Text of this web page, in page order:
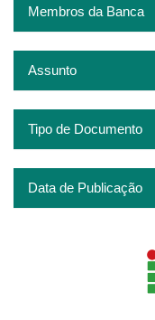
Membros da Banca
Assunto
Tipo de Documento
Data de Publicação